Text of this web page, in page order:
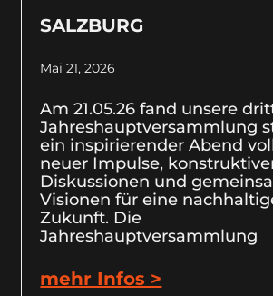
SALZBURG
Mai 21, 2026
Am 21.05.26 fand unsere
Jahreshauptversammlung
ein inspirierender Abend
neuer Impulse,
Diskussionen und
Visionen für eine
Zukunft. Die
Jahreshauptversammlung
mehr Infos >